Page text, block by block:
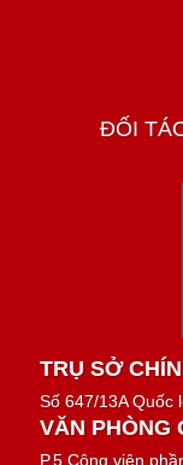
ĐỐI
TRỤ SỞ
Số 647/13A Quốc
VĂN PHÒNG
P.5 Công viên